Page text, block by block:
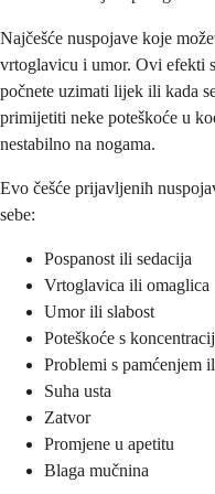
Najčešće nuspojave koje
vrtoglavicu i umor. Ovi efekti
počnete uzimati lijek ili kada
primijetiti neke poteškoće u
nestabilno na nogama.
Evo češće prijavljenih
sebe:
Pospanost ili sedacija
Vrtoglavica ili omaglica
Umor ili slabost
Poteškoće s
Problemi s pamćenjem
Suha usta
Zatvor
Promjene u apetitu
Blaga mučnina